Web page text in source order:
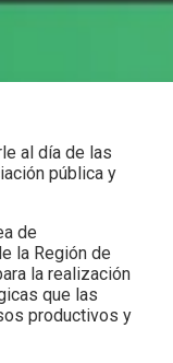
al día de las
pública y
de
la Región de
la realización
que las
productivos y